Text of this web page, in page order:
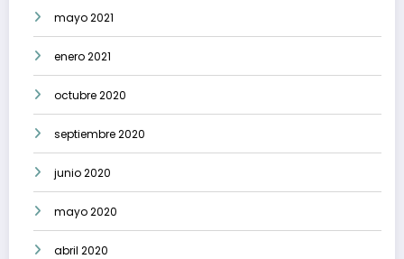
mayo 2021
enero 2021
octubre 2020
septiembre 2020
junio 2020
mayo 2020
abril 2020